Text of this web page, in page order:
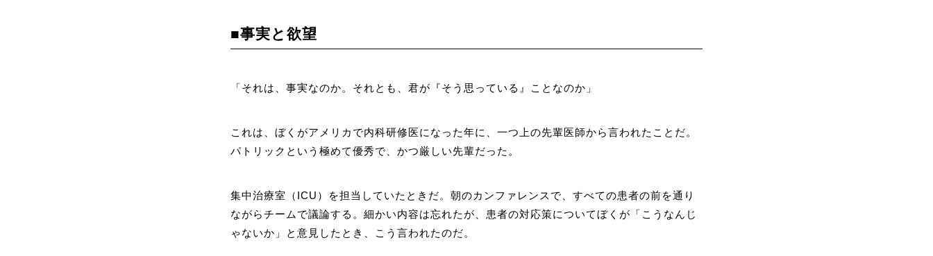
■事実と欲望
「それは、事実なのか。それとも、君が『そう思っている』ことなのか」
これは、ぼくがアメリカで内科研修医になった年に、一つ上の先輩医師から言われたことだ。
パトリックという極めて優秀で、かつ厳しい先輩だった。
集中治療室（ICU）を担当していたときだ。朝のカンファレンスで、すべての患者の前を通り
ながらチームで議論する。細かい内容は忘れたが、患者の対応策についてぼくが「こうなんじ
ゃないか」と意見したとき、こう言われたのだ。